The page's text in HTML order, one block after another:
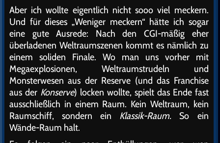
Aber ich wollte eigentlich nicht sooo viel meckern.
Und für dieses „Weniger meckern“ hätte ich sogar
eine gute Ausrede: Nach den CGI-mäßig eher
überladenen Weltraumszenen kommt es nämlich zu
einem soliden Finale. Wo man uns vorher mit
Megaexplosionen, Weltraumstrudeln und
Monsterwesen aus der Reserve (und das Franchise
aus der Konserve) locken wollte, spielt das Ende fast
ausschließlich in einem Raum. Kein Weltraum, kein
Raumschiff, sondern ein Klassik-Raum. So ein
Wände-Raum halt.